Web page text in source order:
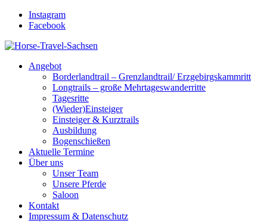
Instagram
Facebook
Angebot
Borderlandtrail – Grenzlandtrail/ Erzgebirgskammritt
Longtrails – große Mehrtageswanderritte
Tagesritte
(Wieder)Einsteiger
Einsteiger & Kurztrails
Ausbildung
Bogenschießen
Aktuelle Termine
Über uns
Unser Team
Unsere Pferde
Saloon
Kontakt
Impressum & Datenschutz